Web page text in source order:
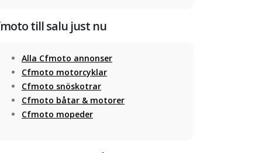
till salu just nu
Alla Cfmoto annonser
Cfmoto motorcyklar
Cfmoto snöskotrar
Cfmoto båtar & motorer
Cfmoto mopeder